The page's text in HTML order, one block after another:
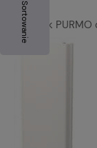
Grzejnik
Sortowanie